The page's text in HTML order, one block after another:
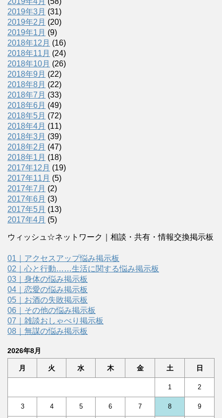
2019年3月 (31)
2019年2月 (20)
2019年1月 (9)
2018年12月 (16)
2018年11月 (24)
2018年10月 (26)
2018年9月 (22)
2018年8月 (22)
2018年7月 (33)
2018年6月 (49)
2018年5月 (72)
2018年4月 (11)
2018年3月 (39)
2018年2月 (47)
2018年1月 (18)
2017年12月 (19)
2017年11月 (5)
2017年7月 (2)
2017年6月 (3)
2017年5月 (13)
2017年4月 (5)
ウィッシュ☆ネットワーク｜相談・共有・情報交換掲示板
01｜アクセスアップ悩み掲示板
02｜心と行動……生活に関する悩み掲示板
03｜身体の悩み掲示板
04｜恋愛の悩み掲示板
05｜お酒の失敗掲示板
06｜その他の悩み掲示板
07｜雑談おしゃべり掲示板
08｜無謀の悩み掲示板
2026年8月
月 火 水 木 金 土 日
1 2
3 4 5 6 7 8 9